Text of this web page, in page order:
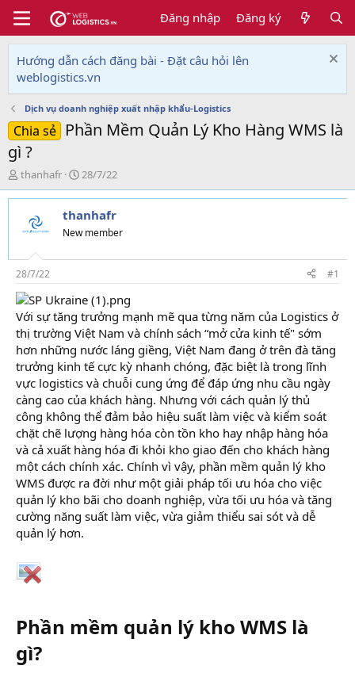
Đăng nhập Đăng ký
Hướng dẫn cách đăng bài - Đặt câu hỏi lên
weblogistics.vn
Dịch vụ doanh nghiệp xuất nhập khẩu-Logistics
Chia sẻ
Phần Mềm Quản Lý Kho Hàng WMS là
gì ?
T
h
r
a
s
t
a
r
t
e
r
thanhafr
N
g
à
y
g
i
28/7/22
thanhafr
New member
28/7/22 #1
Với sự tăng trưởng mạnh mẽ qua từng năm của Logistics ở
thị trường Việt Nam và chính sách “mở cửa kinh tế" sớm
hơn những nước láng giềng, Việt Nam đang ở trên đà tăng
trưởng kinh tế cực kỳ nhanh chóng, đặc biệt là trong lĩnh
vực logistics và chuỗi cung ứng để đáp ứng nhu cầu ngày
càng cao của khách hàng. Nhưng với cách quản lý thủ
công không thể đảm bảo hiệu suất làm việc và kiểm soát
chặt chẽ lượng hàng hóa còn tồn kho hay nhập hàng hóa
và cả xuất hàng hóa đi khỏi kho giao đến cho khách hàng
một cách chính xác. Chính vì vậy, phần mềm quản lý kho
WMS được ra đời như một giải pháp tối ưu hóa cho việc
quản lý kho bãi cho doanh nghiệp, vừa tối ưu hóa và tăng
cường năng suất làm việc, vừa giảm thiểu sai sót và dễ
quản lý hơn.
Phần mềm quản lý kho WMS là
gì?